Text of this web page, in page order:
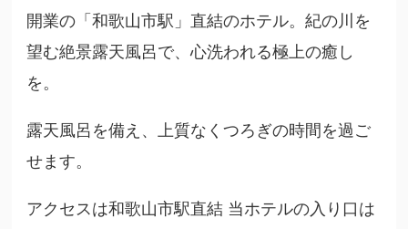
開業の「和歌山市駅」直結のホテル。紀の川を
望む絶景露天風呂で、心洗われる極上の癒し
を。
露天風呂を備え、上質なくつろぎの時間を過ご
せます。
アクセスは和歌山市駅直結 当ホテルの入り口は